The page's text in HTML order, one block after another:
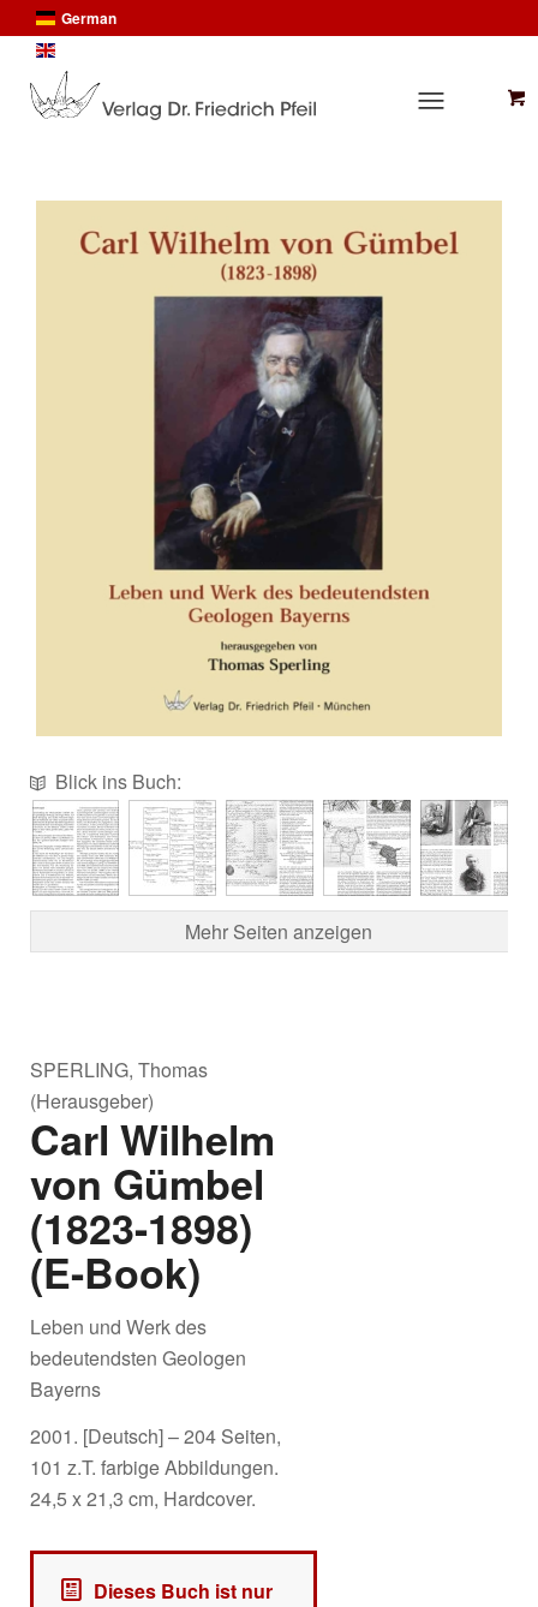
German
Blick ins Buch:
Mehr Seiten anzeigen
SPERLING, Thomas
(Herausgeber)
Carl Wilhelm
von Gümbel
(1823-1898)
(E-Book)
Leben und Werk des
bedeutendsten Geologen
Bayerns
2001. [Deutsch] – 204 Seiten,
101 z.T. farbige Abbildungen.
24,5 x 21,3 cm, Hardcover.
Dieses Buch ist nur